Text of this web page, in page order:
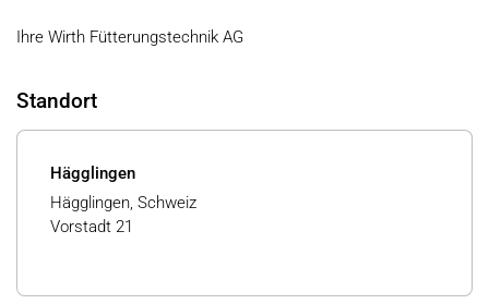
Ihre Wirth Fütterungstechnik AG
Standort
Hägglingen
Hägglingen, Schweiz
Vorstadt 21